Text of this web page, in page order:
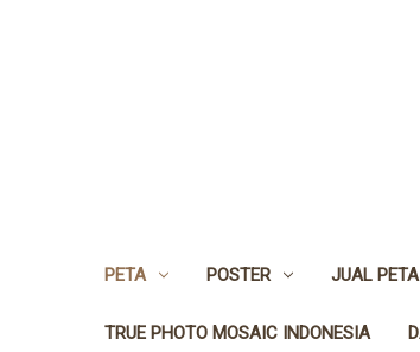
PETA POSTER JUAL PETA
TRUE PHOTO MOSAIC INDONESIA